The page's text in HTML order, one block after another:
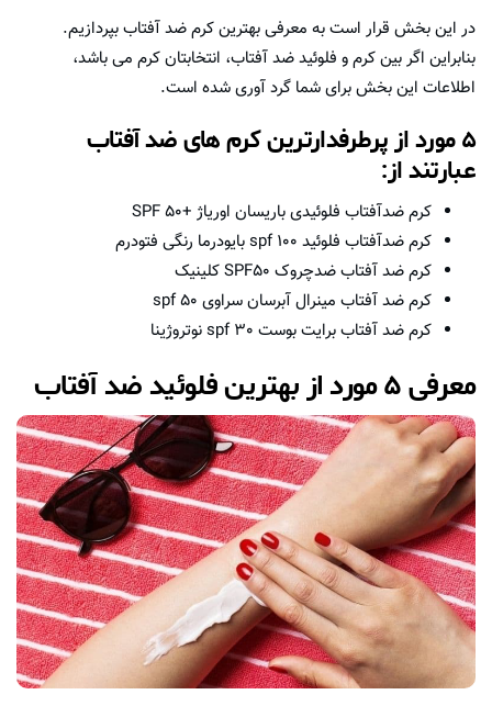
در این بخش قرار است به معرفی بهترین کرم ضد آفتاب بپردازیم.
بنابراین اگر بین کرم و فلوئید ضد آفتاب، انتخابتان کرم می باشد،
اطلاعات این بخش برای شما گرد آوری شده است.
۵ مورد از پرطرفدارترین کرم های ضد آفتاب
عبارتند از:
کرم ضدآفتاب فلوئیدی باریسان اوریاژ +SPF 50
کرم ضدآفتاب فلوئید spf 100 بایودرما رنگی فتودرم
کرم ضد آفتاب ضدچروک SPF50 کلینیک
کرم ضد آفتاب مینرال آبرسان سراوی spf 50
کرم ضد آفتاب برایت بوست spf 30 نوتروژینا
معرفی ۵ مورد از بهترین فلوئید ضد آفتاب